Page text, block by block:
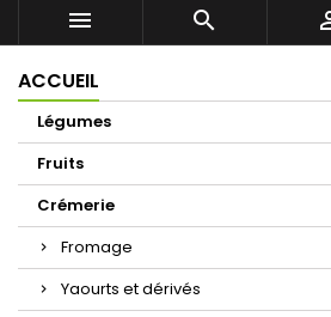
 
ACCUEIL
Légumes
Fruits
Crémerie
Fromage
Yaourts et dérivés